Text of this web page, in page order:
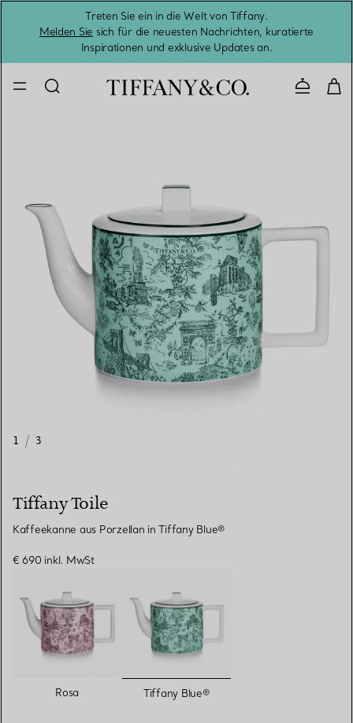
Treten Sie ein in die Welt von Tiffany.
Melden Sie sich für die neuesten Nachrichten, kuratierte
Inspirationen und exklusive Updates an.
1 / 3
Tiffany Toile
Kaffeekanne aus Porzellan in Tiffany Blue®
€ 690 inkl. MwSt
Rosa ausgewählt
Tiffany Blue®